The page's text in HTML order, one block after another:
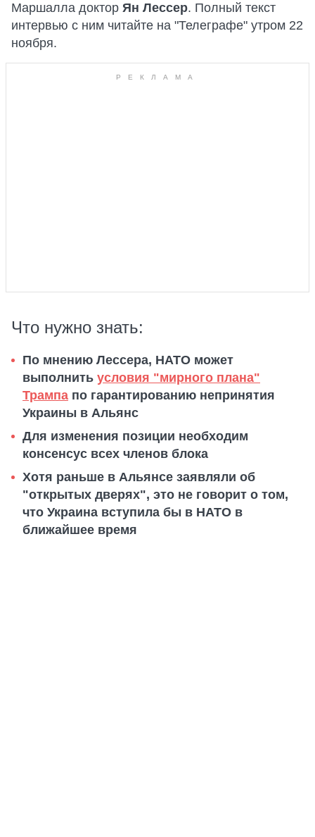
Маршалла доктор Ян Лессер. Полный текст
интервью с ним читайте на "Телеграфе" утром 22
ноября.
Что нужно знать:
По мнению Лессера, НАТО может
выполнить условия "мирного плана"
Трампа по гарантированию непринятия
Украины в Альянс
Для изменения позиции необходим
консенсус всех членов блока
Хотя раньше в Альянсе заявляли об
"открытых дверях", это не говорит о том,
что Украина вступила бы в НАТО в
ближайшее время